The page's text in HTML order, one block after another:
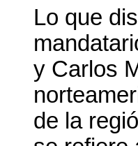
Lo que
y Carlos
de la